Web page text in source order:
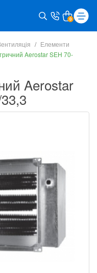
0
Елементи
Aerostar SEH 70-
Aerostar